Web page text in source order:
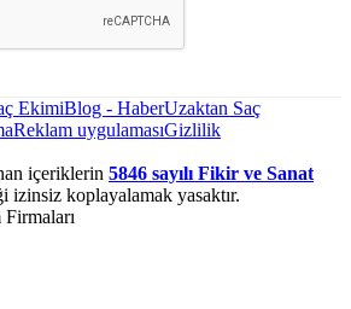
EkimiBlog - HaberUzaktan Saç
Reklam uygulamasıGizlilik
içeriklerin 5846 sayılı Fikir ve Sanat
izinsiz koplayalamak yasaktır.